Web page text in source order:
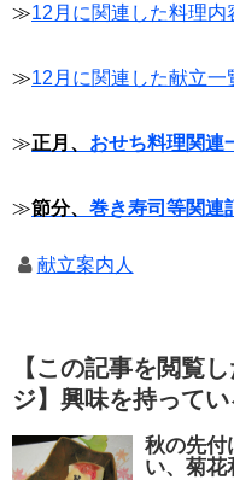
≫12月に関連した料理内
≫12月に関連した献立一
≫正月、 おせち料理関連
≫節分、 巻き寿司等関連
献立案内人
【この記事を閲覧
ジ】興味を持って
秋の先付
い、菊花